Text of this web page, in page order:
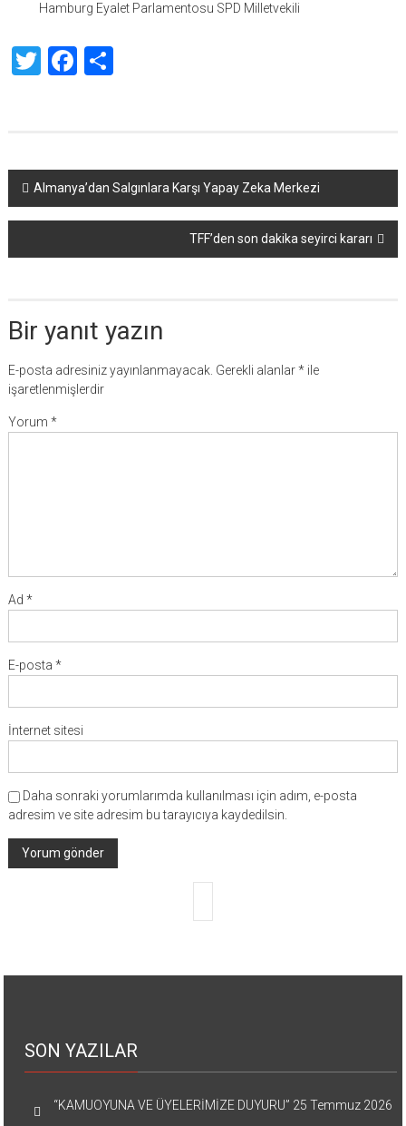
Hamburg Eyalet Parlamentosu SPD Milletvekili
TwitterFacebook
Share
Yazı
dolaşımı
Almanya’dan Salgınlara Karşı Yapay Zeka Merkezi
TFF’den son dakika seyirci kararı
Bir yanıt yazın
E-posta adresiniz yayınlanmayacak. Gerekli alanlar*ile
işaretlenmişlerdir
Yorum *
Ad *
E-posta *
İnternet sitesi
Daha sonraki yorumlarımda kullanılması için adım, e-posta
adresim ve site adresim bu tarayıcıya kaydedilsin.
SON YAZILAR
“KAMUOYUNA VE ÜYELERİMİZE DUYURU” 25 Temmuz 2026